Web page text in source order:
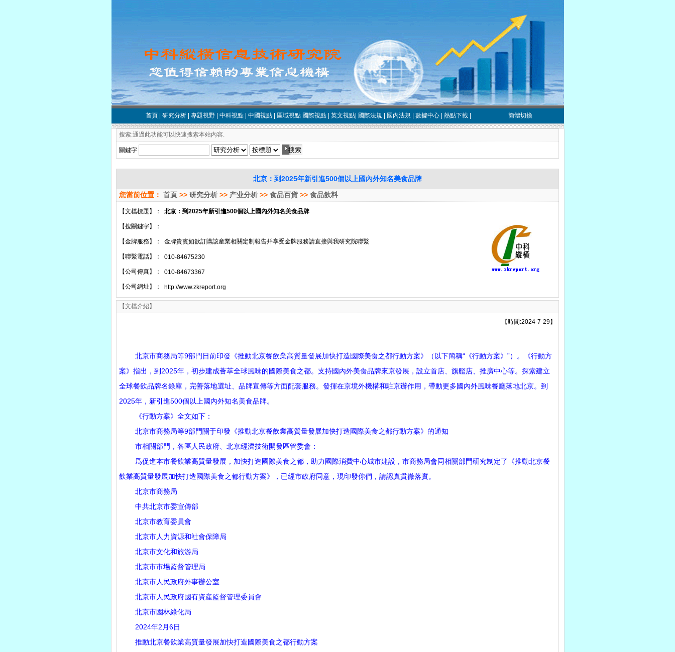
首頁 研究分析 專題視野 中科視點 中國視點 區域視點 國際視點 英文視點| 國際法規 國內法規 數據中心 熱點下載 簡體切換
搜索:通過此功能可以快速搜索本站內容.
關鍵字
北京：到2025年新引進500個以上國內外知名美食品牌
您當前位置： 首頁 >> 研究分析 >> 产业分析 >> 食品百貨 >> 食品飲料
【文檔標題】： 北京：到2025年新引進500個以上國內外知名美食品牌
【搜關鍵字】：
【金牌服務】： 金牌貴賓如欲訂購該産業相關定制報告幷享受金牌服務請直接與我研究院聯繫
【聯繫電話】： 010-84675230
【公司傳真】： 010-84673367
【公司網址】： http://www.zkreport.org
【文檔介紹】
【時間:2024-7-29】
北京市商務局等9部門日前印發《推動北京餐飲業高質量發展加快打造國際美食之都行動方案》（以下簡稱“《行動方案》”）。《行動方
案》指出，到2025年，初步建成薈萃全球風味的國際美食之都。支持國內外美食品牌來京發展，設立首店、旗艦店、推廣中心等。探索建立
全球餐飲品牌名錄庫，完善落地選址、品牌宣傳等方面配套服務。發揮在京境外機構和駐京辦作用，帶動更多國內外風味餐廳落地北京。到
2025年，新引進500個以上國內外知名美食品牌。
《行動方案》全文如下：
北京市商務局等9部門關于印發《推動北京餐飲業高質量發展加快打造國際美食之都行動方案》的通知
市相關部門，各區人民政府、北京經濟技術開發區管委會：
爲促進本市餐飲業高質量發展，加快打造國際美食之都，助力國際消費中心城市建設，市商務局會同相關部門研究制定了《推動北京餐
飲業高質量發展加快打造國際美食之都行動方案》，已經市政府同意，現印發你們，請認真貫徹落實。
北京市商務局
中共北京市委宣傳部
北京市教育委員會
北京市人力資源和社會保障局
北京市文化和旅游局
北京市市場監督管理局
北京市人民政府外事辦公室
北京市人民政府國有資産監督管理委員會
北京市園林綠化局
2024年2月6日
推動北京餐飲業高質量發展加快打造國際美食之都行動方案